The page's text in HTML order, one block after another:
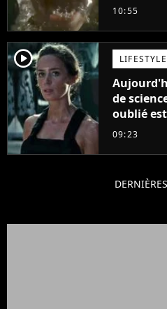
plus
10:55
player2 LIFESTYLE
de
oublié
meilleurs
09:23